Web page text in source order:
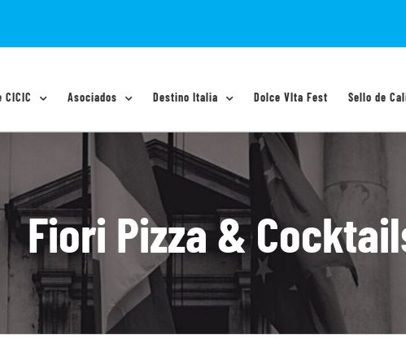
Asociados Destino Italia Dolce VIta Fest Sello de
Fiori Pizza &